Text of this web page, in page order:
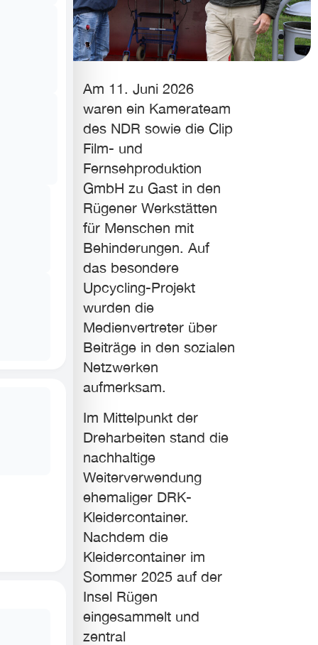
Am 11. Juni 2026
waren ein Kamerateam
des NDR sowie die Clip
Film- und
Fernsehproduktion
GmbH zu Gast in den
Rügener Werkstätten
für Menschen mit
Behinderungen. Auf
das besondere
Upcycling-Projekt
wurden die
Medienvertreter über
Beiträge in den sozialen
Netzwerken
aufmerksam.
Im Mittelpunkt der
Dreharbeiten stand die
nachhaltige
Weiterverwendung
ehemaliger DRK-
Kleidercontainer.
Nachdem die
Kleidercontainer im
Sommer 2025 auf der
Insel Rügen
eingesammelt und
zentral